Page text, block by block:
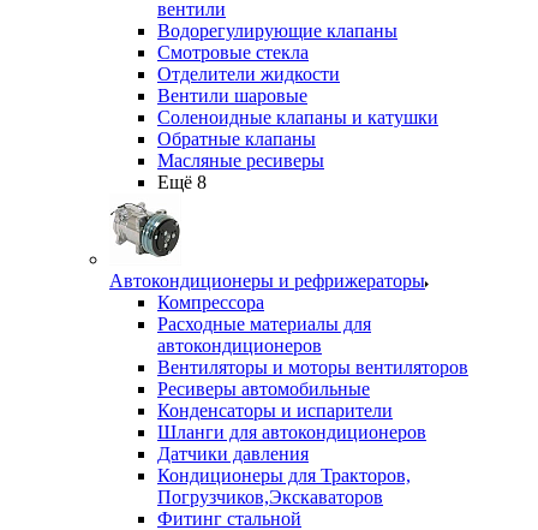
вентили
Водорегулирующие клапаны
Смотровые стекла
Отделители жидкости
Вентили шаровые
Соленоидные клапаны и катушки
Обратные клапаны
Масляные ресиверы
Ещё 8
Автокондиционеры и рефрижераторы
Компрессора
Расходные материалы для
автокондиционеров
Вентиляторы и моторы вентиляторов
Ресиверы автомобильные
Конденсаторы и испарители
Шланги для автокондиционеров
Датчики давления
Кондиционеры для Тракторов,
Погрузчиков,Экскаваторов
Фитинг стальной